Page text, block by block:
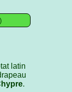
latin
.